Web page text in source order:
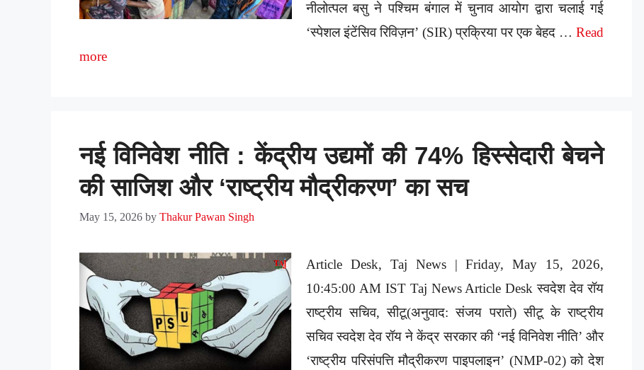
नीलोत्पल बसु ने पश्चिम बंगाल में चुनाव आयोग द्वारा चलाई गई
‘स्पेशल इंटेंसिव रिविज़न’ (SIR) प्रक्रिया पर एक बेहद … Read
more
नई विनिवेश नीति : केंद्रीय उद्यमों की 74% हिस्सेदारी बेचने
की साजिश और ‘राष्ट्रीय मौद्रीकरण’ का सच
May 15, 2026 by Thakur Pawan Singh
Article Desk, Taj News | Friday, May 15, 2026,
10:45:00 AM IST Taj News Article Desk स्वदेश देव रॉय
राष्ट्रीय सचिव, सीटू(अनुवाद: संजय पराते) सीटू के राष्ट्रीय
सचिव स्वदेश देव रॉय ने केंद्र सरकार की ‘नई विनिवेश नीति’ और
‘राष्ट्रीय परिसंपत्ति मौद्रीकरण पाइपलाइन’ (NMP-02) को देश